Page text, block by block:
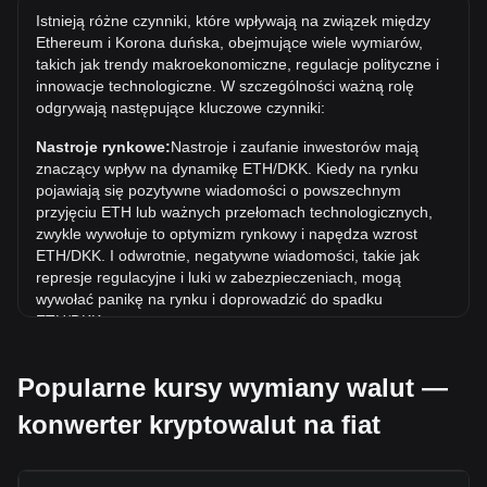
Czas pokaże, czy wartość 1 ETH/DKK przekroczy obecny
rekord wszech czasów.
Jaki jest trend cenowy w DKK?
W ciągu ostatnich 7 dni kurs wymiany Ethereum (ETH)
spadł o 0.24%. W ciągu ostatniego miesiąca kurs wymiany
Ethereum (ETH) wzrósł o 6.43% w stosunku do Korona
duńska (DKK).
Istnieją różne czynniki, które wpływają na związek między
Ethereum i Korona duńska, obejmujące wiele wymiarów,
takich jak trendy makroekonomiczne, regulacje polityczne i
innowacje technologiczne. W szczególności ważną rolę
odgrywają następujące kluczowe czynniki:
Nastroje rynkowe:Nastroje i zaufanie inwestorów mają
znaczący wpływ na dynamikę ETH/DKK. Kiedy na rynku
pojawiają się pozytywne wiadomości o powszechnym
przyjęciu ETH lub ważnych przełomach technologicznych,
zwykle wywołuje to optymizm rynkowy i napędza wzrost
ETH/DKK. I odwrotnie, negatywne wiadomości, takie jak
represje regulacyjne i luki w zabezpieczeniach, mogą
wywołać panikę na rynku i doprowadzić do spadku
ETH/DKK.
dotyczące kryptowalut mają bezpośredni wpływ na ich
akceptację, co z kolei determinuje ich wartość w stosunku
do tradycyjnych walut, takich jak dolar amerykański. Jasne i
Popularne kursy wymiany walut —
konwerter kryptowalut na fiat